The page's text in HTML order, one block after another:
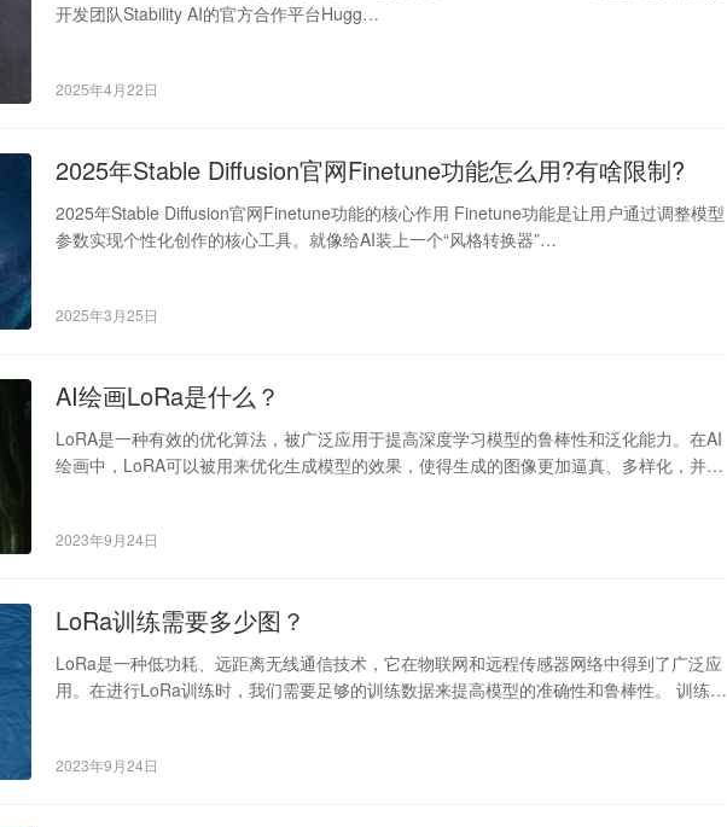
开发团队Stability AI的官方合作平台Hugg…
2025年4月22日
2025年Stable Diffusion官网Finetune功能怎么用?有啥限制?
2025年Stable Diffusion官网Finetune功能的核心作用 Finetune功能是让用户通过调整模型
参数实现个性化创作的核心工具。就像给AI装上一个“风格转换器”…
2025年3月25日
AI绘画LoRa是什么？
LoRA是一种有效的优化算法，被广泛应用于提高深度学习模型的鲁棒性和泛化能力。在AI
绘画中，LoRA可以被用来优化生成模型的效果，使得生成的图像更加逼真、多样化，并且
2023年9月24日
LoRa训练需要多少图？
LoRa是一种低功耗、远距离无线通信技术，它在物联网和远程传感器网络中得到了广泛应
用。在进行LoRa训练时，我们需要足够的训练数据来提高模型的准确性和鲁棒性。 训练步
2023年9月24日